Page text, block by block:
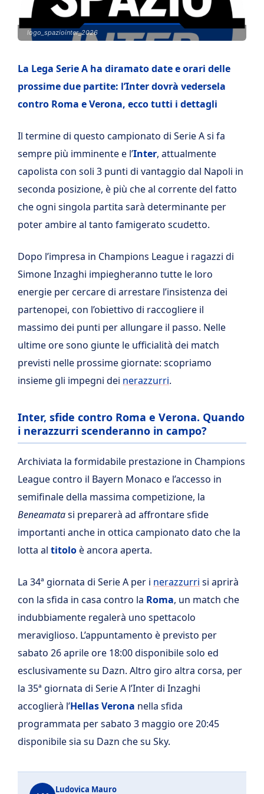
logo_spaziointer_2026
La Lega Serie A ha diramato date e orari delle
prossime due partite: l’Inter dovrà vedersela
contro Roma e Verona, ecco tutti i dettagli
Il termine di questo campionato di Serie A si fa
sempre più imminente e l’Inter, attualmente
capolista con soli 3 punti di vantaggio dal Napoli in
seconda posizione, è più che al corrente del fatto
che ogni singola partita sarà determinante per
poter ambire al tanto famigerato scudetto.
Dopo l’impresa in Champions League i ragazzi di
Simone Inzaghi impiegheranno tutte le loro
energie per cercare di arrestare l’insistenza dei
partenopei, con l’obiettivo di raccogliere il
massimo dei punti per allungare il passo. Nelle
ultime ore sono giunte le ufficialità dei match
previsti nelle prossime giornate: scopriamo
insieme gli impegni dei nerazzurri.
Inter, sfide contro Roma e Verona. Quando
i nerazzurri scenderanno in campo?
Archiviata la formidabile prestazione in Champions
League contro il Bayern Monaco e l’accesso in
semifinale della massima competizione, la
Beneamatasi preparerà ad affrontare sfide
importanti anche in ottica campionato dato che la
lotta al titoloè ancora aperta.
La 34ª giornata di Serie A per i nerazzurri si aprirà
con la sfida in casa contro la Roma, un match che
indubbiamente regalerà uno spettacolo
meraviglioso. L’appuntamento è previsto per
sabato 26 aprile ore 18:00 disponibile solo ed
esclusivamente su Dazn. Altro giro altra corsa, per
la 35ª giornata di Serie A l’Inter di Inzaghi
accoglierà l’Hellas Verona nella sfida
programmata per sabato 3 maggio ore 20:45
disponibile sia su Dazn che su Sky.
Ludovica Mauro